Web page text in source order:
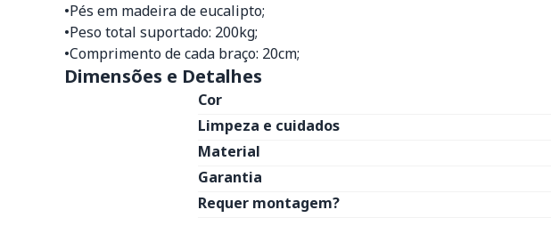
•Pés em madeira de eucalipto;
•Peso total suportado: 200kg;
•Comprimento de cada braço: 20cm;
Dimensões e Detalhes
Cor
Limpeza e cuidados
Material
Garantia
Requer montagem?